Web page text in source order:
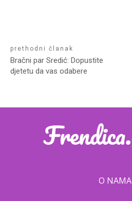
prethodni članak
Bračni par Sredić: Dopustite
djetetu da vas odabere
O NAMA